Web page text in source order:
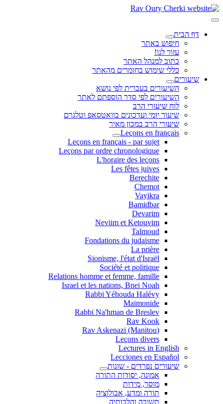
דף הבית
חיפוש באתר
עזור לנו!
כתוב למנהל האתר
כללי שימוש בחומרים מהאתר
שיעורים
השיעורים בעברית לפי נושא
השיעורים לפי סדר הוספתם לאתר
לוח שיעורי הרב
שיעור יומי ועדכונים בוואטסאפ וטלגרם
שיעורי הרב במכון מאיר
Leçons en français
Leçons en français - par sujet
Leçons par ordre chronologique
L'horaire des leçons
Les fêtes juives
Berechite
Chemot
Vayikra
Bamidbar
Devarim
Neviim et Ketouvim
Talmoud
Fondations du judaisme
La prière
Sionisme, l'état d'Israël
Société et politique
Relations homme et femme, famille
Israel et les nations, Bnei Noah
Rabbi Yéhouda Halévy
Maimonide
Rabbi Na'hman de Breslev
Rav Kook
(Rav Askenazi (Manitou
Leçons divers
Lectures in English
Lecciones en Español
שיעורים נפרדים - שונות
אמונה, יסודות התורה
מוסר, מידות
תורה ומדע, אבולוציה
תשובה והלכותיה